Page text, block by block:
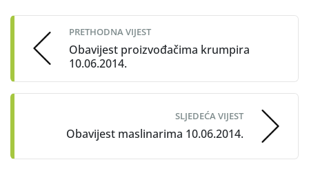
navigation
PRETHODNA VIJEST
Obavijest proizvođačima krumpira
10.06.2014.
SLJEDEĆA VIJEST
Obavijest maslinarima 10.06.2014.